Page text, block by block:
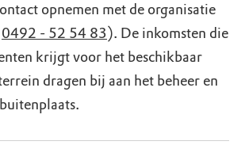
opnemen met de organisatie
0492 - 52 54 83). De inkomsten die
krijgt voor het beschikbaar
dragen bij aan het beheer en